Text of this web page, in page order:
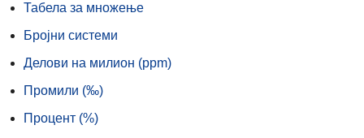
Табела за множење
Бројни системи
Делови на милион (ppm)
Промили (‰)
Процент (%)